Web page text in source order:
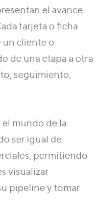
el avance
tarjeta o ficha
un cliente o
de una etapa a otra
seguimiento,
mundo de la
ser igual de
permitiendo
visualizar
pipeline y tomar